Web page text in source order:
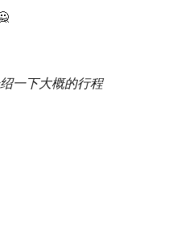
一下大概的行程